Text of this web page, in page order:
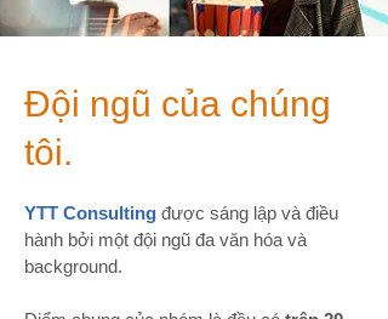
Đội ngũ của chúng
tôi.
YTT Consulting được sáng lập và điều
hành bởi một đội ngũ đa văn hóa và
background.